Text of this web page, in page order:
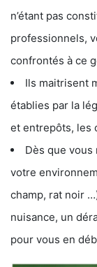
n’étant pas
professionnels,
confrontés à ce
Ils maitrisent
établies par la
et entrepôts, les
Dès que
votre
champ, rat noir
nuisance, un
pour vous en